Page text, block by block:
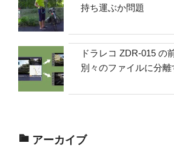
持ち運ぶか問題
ドラレコ ZDR-015 の
別々のファイルに分
アーカイブ